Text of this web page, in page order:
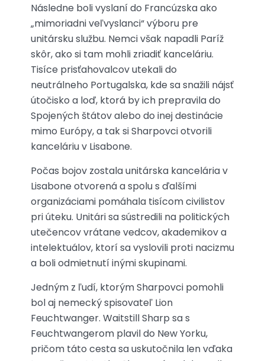
Následne boli vyslaní do Francúzska ako
„mimoriadni veľvyslanci“ výboru pre
unitársku službu. Nemci však napadli Paríž
skôr, ako si tam mohli zriadiť kanceláriu.
Tisíce prisťahovalcov utekali do
neutrálneho Portugalska, kde sa snažili nájsť
útočisko a loď, ktorá by ich prepravila do
Spojených štátov alebo do inej destinácie
mimo Európy, a tak si Sharpovci otvorili
kanceláriu v Lisabone.
Počas bojov zostala unitárska kancelária v
Lisabone otvorená a spolu s ďalšími
organizáciami pomáhala tisícom civilistov
pri úteku. Unitári sa sústredili na politických
utečencov vrátane vedcov, akademikov a
intelektuálov, ktorí sa vyslovili proti nacizmu
a boli odmietnutí inými skupinami.
Jedným z ľudí, ktorým Sharpovci pomohli
bol aj nemecký spisovateľ Lion
Feuchtwanger. Waitstill Sharp sa s
Feuchtwangerom plavil do New Yorku,
pričom táto cesta sa uskutočnila len vďaka